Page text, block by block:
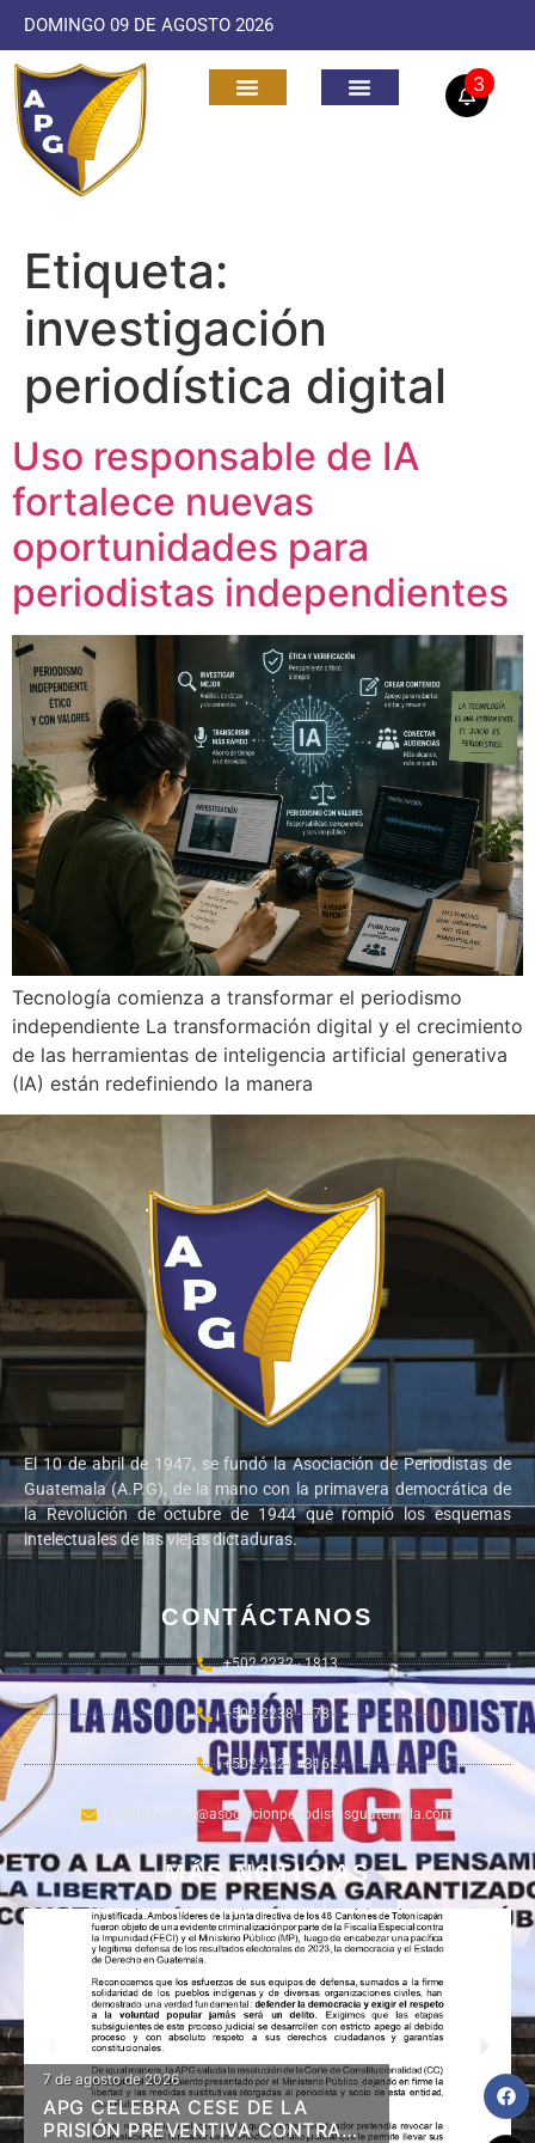
DOMINGO 09 DE AGOSTO 2026
3
Etiqueta:
investigación
periodística digital
Uso responsable de IA
fortalece nuevas
oportunidades para
periodistas independientes
Tecnología comienza a transformar el periodismo
independiente La transformación digital y el crecimiento
de las herramientas de inteligencia artificial generativa
(IA) están redefiniendo la manera
El 10 de abril de 1947, se fundó la Asociación de Periodistas de
Guatemala (A.P.G), de la mano con la primavera democrática de
la Revolución de octubre de 1944 que rompió los esquemas
intelectuales de las viejas dictaduras.
CONTÁCTANOS
+502 2232 - 1813
+502 2238 - 2781
+502 2221 - 3162
academiaapg@asociacionperiodistasguatemala.com
MÁS NOTICIAS
7 de agosto de 2026
APG CELEBRA CESE DE LA
PRISIÓN PREVENTIVA CONTRA